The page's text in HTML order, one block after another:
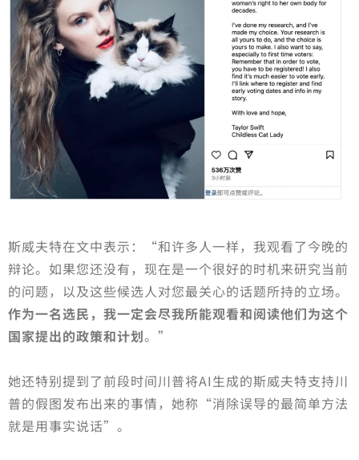
斯威夫特在文中表示：“和许多人一样，我观看了今晚的
辩论。如果您还没有，现在是一个很好的时机来研究当前
的问题，以及这些候选人对您最关心的话题所持的立场。
作为一名选民，我一定会尽我所能观看和阅读他们为这个
国家提出的政策和计划。”
她还特别提到了前段时间川普将AI生成的斯威夫特支持川
普的假图发布出来的事情，她称“消除误导的最简单方法
就是用事实说话”。